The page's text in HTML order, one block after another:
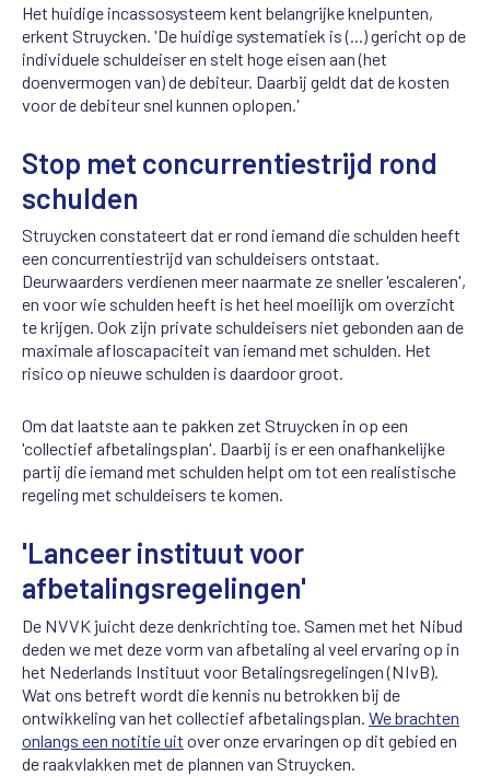
Het huidige incassosysteem kent belangrijke knelpunten,
erkent Struycken. 'De huidige systematiek is (...) gericht op de
individuele schuldeiser en stelt hoge eisen aan (het
doenvermogen van) de debiteur. Daarbij geldt dat de kosten
voor de debiteur snel kunnen oplopen.'
Stop met concurrentiestrijd rond
schulden
Struycken constateert dat er rond iemand die schulden heeft
een concurrentiestrijd van schuldeisers ontstaat.
Deurwaarders verdienen meer naarmate ze sneller 'escaleren',
en voor wie schulden heeft is het heel moeilijk om overzicht
te krijgen. Ook zijn private schuldeisers niet gebonden aan de
maximale afloscapaciteit van iemand met schulden. Het
risico op nieuwe schulden is daardoor groot.
Om dat laatste aan te pakken zet Struycken in op een
'collectief afbetalingsplan'. Daarbij is er een onafhankelijke
partij die iemand met schulden helpt om tot een realistische
regeling met schuldeisers te komen.
'Lanceer instituut voor
afbetalingsregelingen'
De NVVK juicht deze denkrichting toe. Samen met het Nibud
deden we met deze vorm van afbetaling al veel ervaring op in
het Nederlands Instituut voor Betalingsregelingen (NIvB).
Wat ons betreft wordt die kennis nu betrokken bij de
ontwikkeling van het collectief afbetalingsplan. We brachten
onlangs een notitie uit over onze ervaringen op dit gebied en
de raakvlakken met de plannen van Struycken.